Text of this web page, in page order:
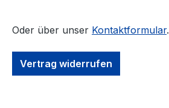
an exposure of 800,
f-stop. 1.
Oder über unser Kontaktformular.
Vertrag widerrufen